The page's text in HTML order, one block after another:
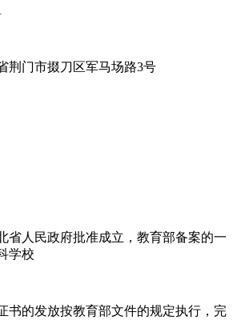
荆门市掇刀区军马场路3号
省人民政府批准成立，教育部备案的一
学校
书的发放按教育部文件的规定执行，完